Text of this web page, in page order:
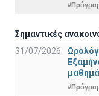
Σημαντικές
31/07/2026